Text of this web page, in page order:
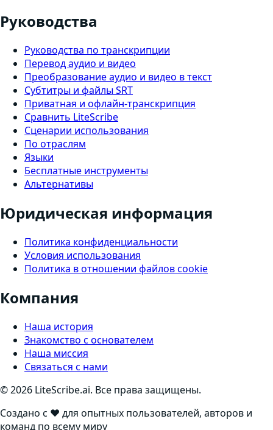
Руководства
Руководства по транскрипции
Перевод аудио и видео
Преобразование аудио и видео в текст
Субтитры и файлы SRT
Приватная и офлайн-транскрипция
Сравнить LiteScribe
Сценарии использования
По отраслям
Языки
Бесплатные инструменты
Альтернативы
Юридическая информация
Политика конфиденциальности
Условия использования
Политика в отношении файлов cookie
Компания
Наша история
Знакомство с основателем
Наша миссия
Связаться с нами
©2026 LiteScribe.ai. Все права защищены.
Создано с ❤️ для опытных пользователей, авторов и
команд по всему миру